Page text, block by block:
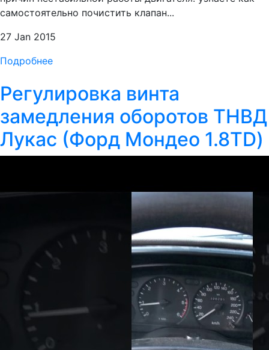
самостоятельно почистить клапан...
27 Jan 2015
Подробнее
Регулировка винта
замедления оборотов ТНВД
Лукас (Форд Мондео 1.8TD)